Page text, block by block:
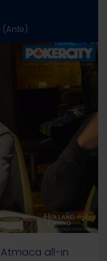
(Ante)
all-in